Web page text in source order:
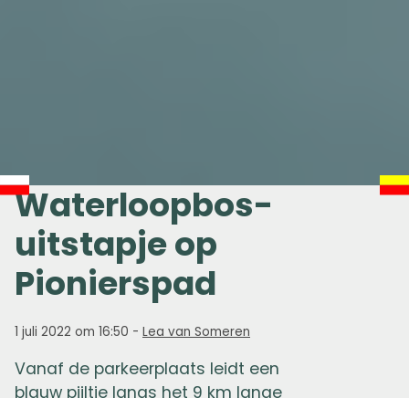
Waterloopbos-
uitstapje op
Pionierspad
1 juli 2022 om 16:50 - Lea van Someren
Vanaf de parkeerplaats leidt een
blauw pijltje langs het 9 km lange